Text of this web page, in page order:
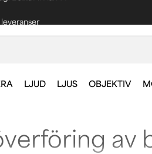
LJUD LJUS OBJEKTIV
av